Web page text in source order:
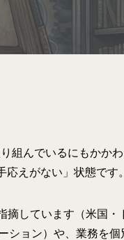
組んでいるにもかか
えがない」状態です。
摘しています（米国・
ション）や、業務を個